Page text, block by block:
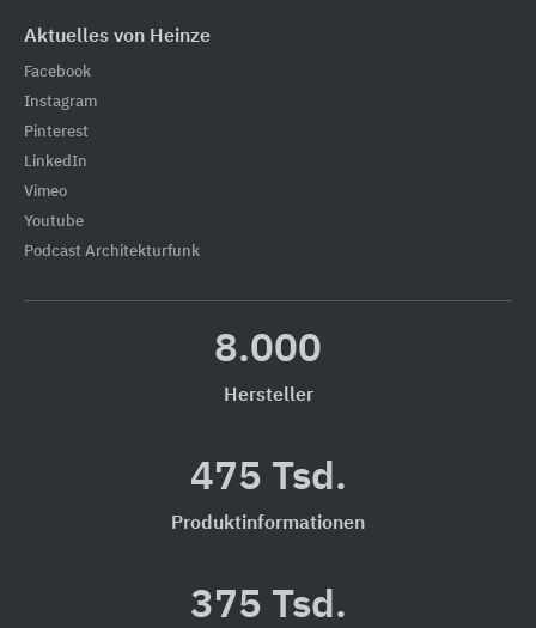
Aktuelles von Heinze
Facebook
Instagram
Pinterest
LinkedIn
Vimeo
Youtube
Podcast Architekturfunk
8.000
Hersteller
475 Tsd.
Produktinformationen
375 Tsd.